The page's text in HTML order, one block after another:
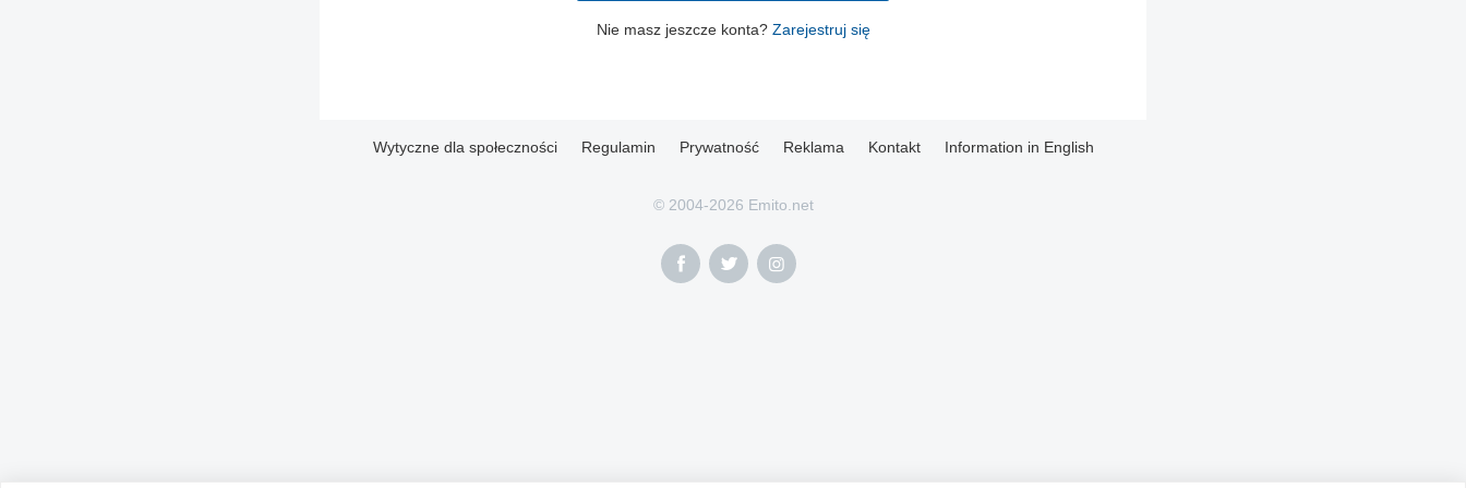
Nie masz jeszcze konta? Zarejestruj się
Wytyczne dla społeczności Regulamin Prywatność Reklama Kontakt Information in English
© 2004-2026 Emito.net